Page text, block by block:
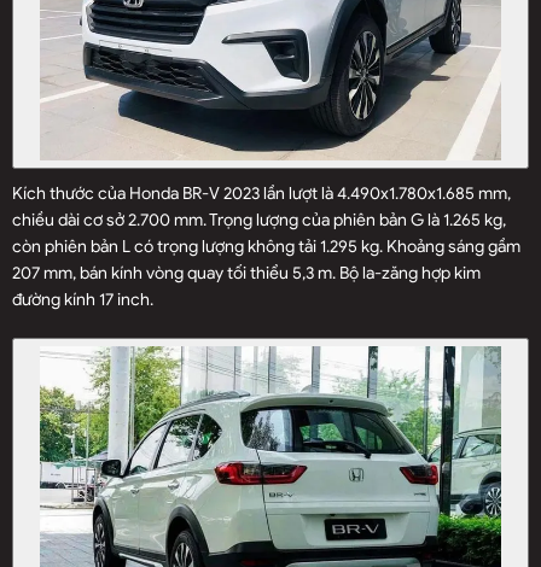
Kích thước của Honda BR-V 2023 lần lượt là 4.490x1.780x1.685 mm,
chiều dài cơ sở 2.700 mm. Trọng lượng của phiên bản G là 1.265 kg,
còn phiên bản L có trọng lượng không tải 1.295 kg. Khoảng sáng gầm
207 mm, bán kính vòng quay tối thiểu 5,3 m. Bộ la-zăng hợp kim
đường kính 17 inch.